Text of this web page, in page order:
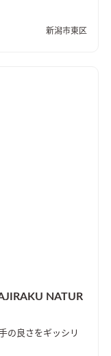
新潟市東区
NATUR
の良さをギッシリ